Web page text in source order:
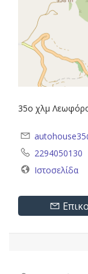
35ο χλμ
2294050130
Ιστοσελίδα